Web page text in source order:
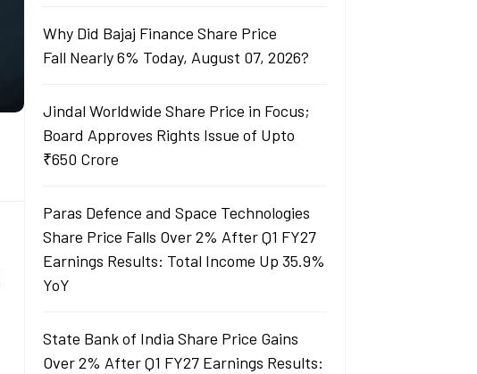
Why Did Bajaj Finance Share Price
Fall Nearly 6% Today, August 07, 2026?
Jindal Worldwide Share Price in Focus;
Board Approves Rights Issue of Upto
₹650 Crore
Paras Defence and Space Technologies
Share Price Falls Over 2% After Q1 FY27
Earnings Results: Total Income Up 35.9%
YoY
State Bank of India Share Price Gains
Over 2% After Q1 FY27 Earnings Results: